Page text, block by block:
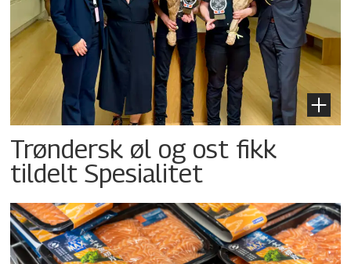
Trøndersk øl og ost fikk
tildelt Spesialitet